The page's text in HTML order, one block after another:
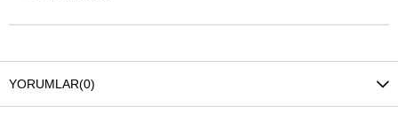
YORUMLAR(0)